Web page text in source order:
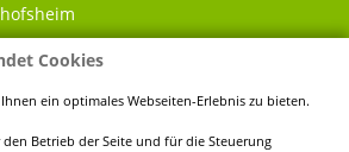
Cookies
ein optimales Webseiten-Erlebnis zu bieten.
Betrieb der Seite und für die Steuerung
89 60
666